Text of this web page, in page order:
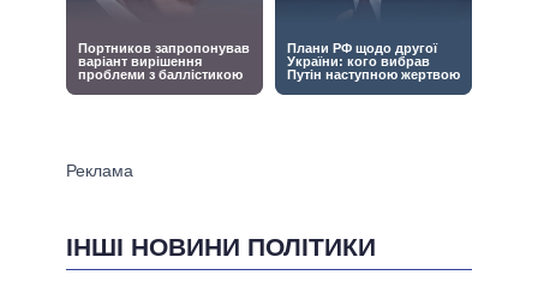
ІНШІ НОВИНИ ПОЛІТИКИ